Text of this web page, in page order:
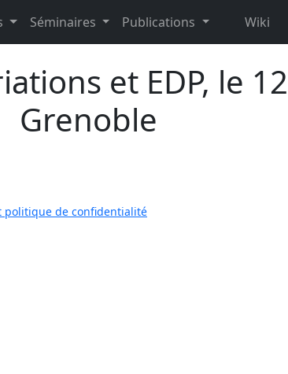
Séminaires Publications Wiki
et EDP, le
Grenoble
politique de confidentialité